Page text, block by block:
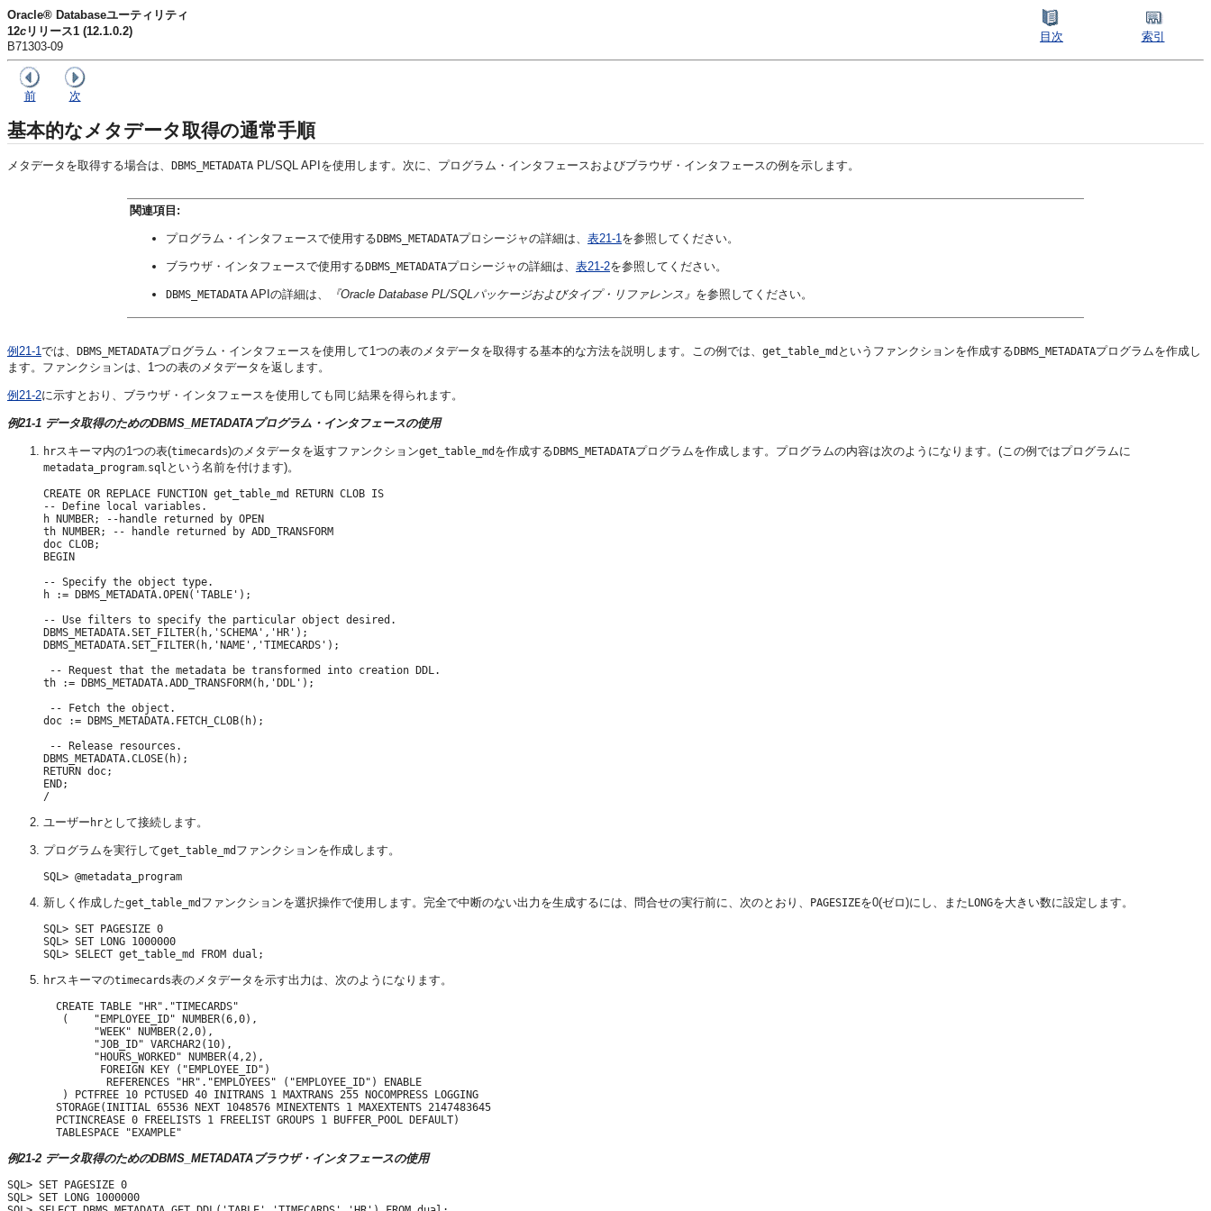
Oracle® Databaseユーティリティ
12c リリース1 (12.1.0.2)
B71303-09
目次 索引
前 次
基本的なメタデータ取得の通常手順
メタデータを取得する場合は、 DBMS_METADATA PL/SQL APIを使用します。次に、プログラム・インタフェースおよびブラウザ・インタフェースの例を示します。
関連項目:
プログラム・インタフェースで使用するDBMS_METADATAプロシージャの詳細は、表21-1 を参照してください。
ブラウザ・インタフェースで使用するDBMS_METADATAプロシージャの詳細は、表21-2を参照してください。
DBMS_METADATA APIの詳細は、 『Oracle Database PL/SQLパッケージおよびタイプ・リファレンス』 を参照してください。
例21-1 では、 DBMS_METADATAプログラム・インタフェースを使用して1つの表のメタデータを取得する基本的な方法を説明します。この例では、 get_table_md というファンクションを作成するDBMS_METADATAプログラムを作成し
ます。ファンクションは、1つの表のメタデータを返します。
例21-2に示すとおり、ブラウザ・インタフェースを使用しても同じ結果を得られます。
例21-1 データ取得のためのDBMS_METADATAプログラム・インタフェースの使用
hrスキーマ内の1つの表(timecards)のメタデータを返すファンクションget_table_md を作成するDBMS_METADATAプログラムを作成します。プログラムの内容は次のようになります。(この例ではプログラムに
metadata_program sql という名前を付けます)。
CREATE OR REPLACE FUNCTION get_table_md RETURN CLOB IS
-- Define local variables.
h NUMBER; --handle returned by OPEN
th NUMBER; -- handle returned by ADD_TRANSFORM
doc CLOB;
BEGIN
-- Specify the object type.
h := DBMS_METADATA.OPEN('TABLE');
-- Use filters to specify the particular object desired.
DBMS_METADATA.SET_FILTER(h,'SCHEMA','HR');
DBMS_METADATA.SET_FILTER(h,'NAME','TIMECARDS');
-- Request that the metadata be transformed into creation DDL.
th := DBMS_METADATA.ADD_TRANSFORM(h,'DDL');
-- Fetch the object.
doc := DBMS_METADATA.FETCH_CLOB(h);
-- Release resources.
DBMS_METADATA.CLOSE(h);
RETURN doc;
END;
ユーザー hrとして接続します。
プログラムを実行してget_table_md ファンクションを作成します。
SQL> @metadata_program
新しく作成したget_table_md ファンクションを選択操作で使用します。完全で中断のない出力を生成するには、問合せの実行前に、次のとおり、 PAGESIZEを0(ゼロ)にし、またLONGを大きい数に設定します。
SQL> SET PAGESIZE 0
SQL> SET LONG 1000000
hrスキーマのtimecards表のメタデータを示す出力は、次のようになります。
  CREATE TABLE "HR"."TIMECARDS"
   (    "EMPLOYEE_ID" NUMBER(6,0),
        "WEEK" NUMBER(2,0),
        "JOB_ID" VARCHAR2(10),
        "HOURS_WORKED" NUMBER(4,2),
         FOREIGN KEY ("EMPLOYEE_ID")
          REFERENCES "HR"."EMPLOYEES" ("EMPLOYEE_ID") ENABLE
   ) PCTFREE 10 PCTUSED 40 INITRANS 1 MAXTRANS 255 NOCOMPRESS LOGGING
  STORAGE(INITIAL 65536 NEXT 1048576 MINEXTENTS 1 MAXEXTENTS 2147483645
  PCTINCREASE 0 FREELISTS 1 FREELIST GROUPS 1 BUFFER_POOL DEFAULT)
例21-2 データ取得のためのDBMS_METADATAブラウザ・インタフェースの使用
SQL> SET PAGESIZE 0
SQL> SET LONG 1000000